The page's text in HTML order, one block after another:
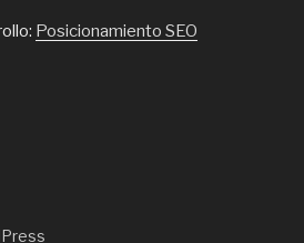
Posicionamiento SEO